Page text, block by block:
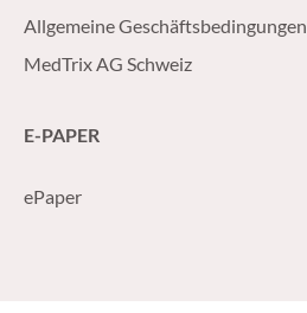
Allgemeine Geschäftsbedingungen
MedTrix AG Schweiz
E-PAPER
ePaper